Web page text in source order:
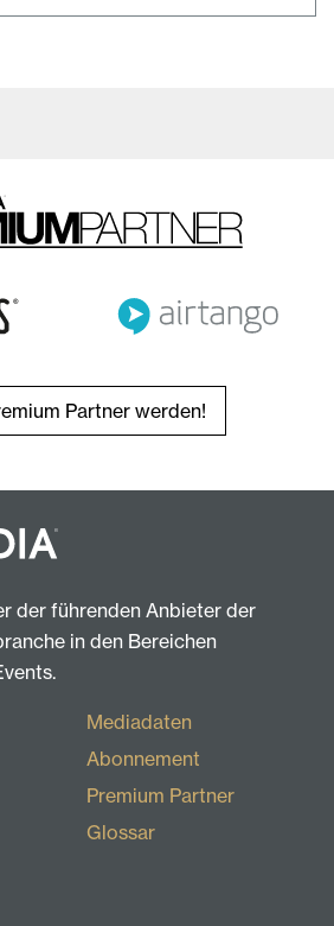
Partner werden!
der führenden Anbieter der
in den Bereichen
Mediadaten
Abonnement
Premium Partner
Glossar